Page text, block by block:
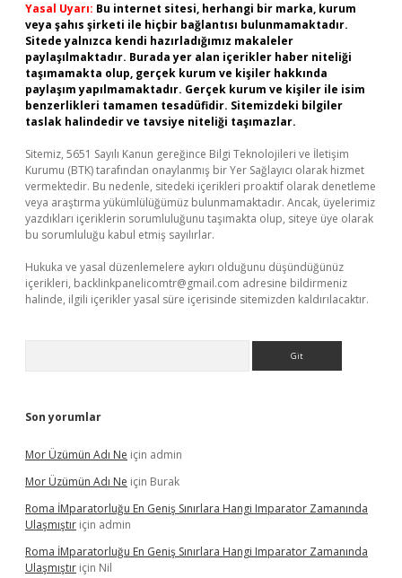
Yasal Uyarı: Bu internet sitesi, herhangi bir marka, kurum
veya şahıs şirketi ile hiçbir bağlantısı bulunmamaktadır.
Sitede yalnızca kendi hazırladığımız makaleler
paylaşılmaktadır. Burada yer alan içerikler haber niteliği
taşımamakta olup, gerçek kurum ve kişiler hakkında
paylaşım yapılmamaktadır. Gerçek kurum ve kişiler ile isim
benzerlikleri tamamen tesadüfidir. Sitemizdeki bilgiler
taslak halindedir ve tavsiye niteliği taşımazlar.
Sitemiz, 5651 Sayılı Kanun gereğince Bilgi Teknolojileri ve İletişim
Kurumu (BTK) tarafından onaylanmış bir Yer Sağlayıcı olarak hizmet
vermektedir. Bu nedenle, sitedeki içerikleri proaktif olarak denetleme
veya araştırma yükümlülüğümüz bulunmamaktadır. Ancak, üyelerimiz
yazdıkları içeriklerin sorumluluğunu taşımakta olup, siteye üye olarak
bu sorumluluğu kabul etmiş sayılırlar.
Hukuka ve yasal düzenlemelere aykırı olduğunu düşündüğünüz
içerikleri, backlinkpanelicomtr@gmail.com adresine bildirmeniz
halinde, ilgili içerikler yasal süre içerisinde sitemizden kaldırılacaktır.
Son yorumlar
Mor Üzümün Adı Ne için admin
Mor Üzümün Adı Ne için Burak
Roma İMparatorluğu En Geniş Sınırlara Hangi Imparator Zamanında
Ulaşmıştır için admin
Roma İMparatorluğu En Geniş Sınırlara Hangi Imparator Zamanında
Ulaşmıştır için Nil